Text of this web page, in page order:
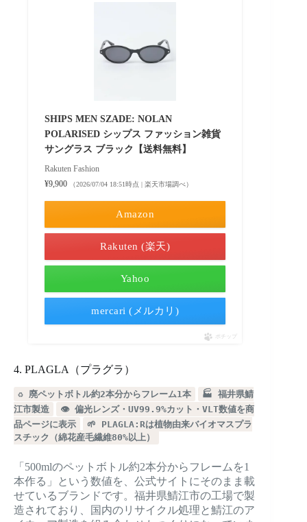
SHIPS MEN SZADE: NOLAN
POLARISED シップス ファッション雑貨
サングラス ブラック【送料無料】
Rakuten Fashion
¥9,900
（2026/07/04 18:51時点 | 楽天市場調べ）
Amazon
Rakuten (楽天)
Yahoo
mercari (メルカリ)
ポチップ
4. PLAGLA（プラグラ）
♻️ 廃ペットボトル約2本分からフレーム1本
🏭 福井県鯖
江市製造
👁️ 偏光レンズ・UV99.9%カット・VLT数値を商
品ページに表示
🌱 PLAGLA:Rは植物由来バイオマスプラ
スチック（綿花産毛繊維80%以上）
「500mlのペットボトル約2本分からフレームを1
本作る」という数値を、公式サイトにそのまま載
せているブランドです。福井県鯖江市の工場で製
造されており、国内のリサイクル処理と鯖江のア